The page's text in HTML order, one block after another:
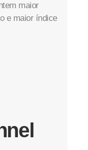
maior
e maior índice